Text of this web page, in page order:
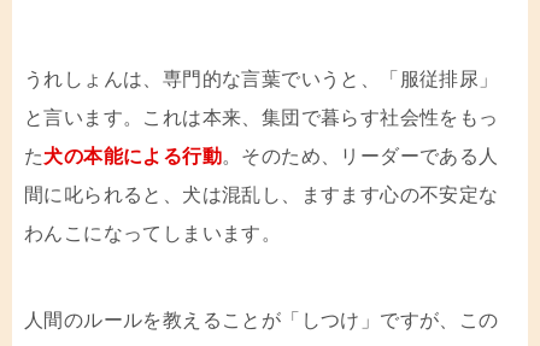
うれしょんは、専門的な言葉でいうと、「服従排尿」
と言います。これは本来、集団で暮らす社会性をもっ
た犬の本能による行動。そのため、リーダーである人
間に叱られると、犬は混乱し、ますます心の不安定な
わんこになってしまいます。
人間のルールを教えることが「しつけ」ですが、この